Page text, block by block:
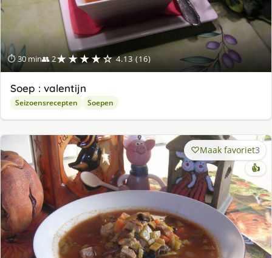
⏱ 30 min👥 2★★★★☆ 4.13 (16)
Soep : valentijn
Seizoensrecepten Soepen
Maak favoriet3
👍